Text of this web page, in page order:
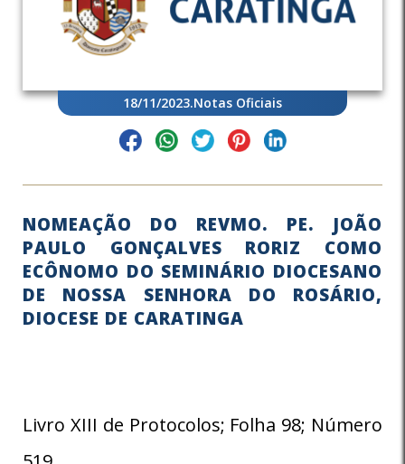
18/11/2023.Notas Oficiais
NOMEAÇÃO DO REVMO. PE. JOÃO
PAULO GONÇALVES RORIZ COMO
ECÔNOMO DO SEMINÁRIO DIOCESANO
DE NOSSA SENHORA DO ROSÁRIO,
DIOCESE DE CARATINGA
Livro XIII de Protocolos; Folha 98; Número